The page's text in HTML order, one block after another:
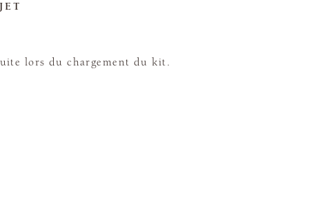
lors du chargement du kit.